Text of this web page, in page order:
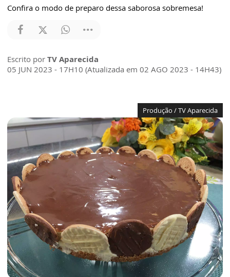
Confira o modo de preparo dessa saborosa sobremesa!
Escrito por TV Aparecida
05 JUN 2023 - 17H10 (Atualizada em 02 AGO 2023 - 14H43)
Produção / TV Aparecida